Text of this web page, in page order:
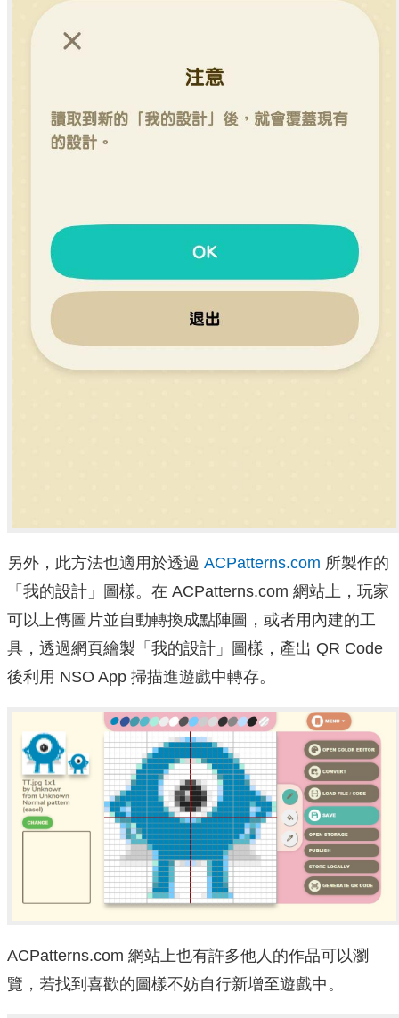
另外，此方法也適用於透過 ACPatterns.com 所製作的
「我的設計」圖樣。在 ACPatterns.com 網站上，玩家
可以上傳圖片並自動轉換成點陣圖，或者用內建的工
具，透過網頁繪製「我的設計」圖樣，產出 QR Code
後利用 NSO App 掃描進遊戲中轉存。
ACPatterns.com 網站上也有許多他人的作品可以瀏
覽，若找到喜歡的圖樣不妨自行新增至遊戲中。